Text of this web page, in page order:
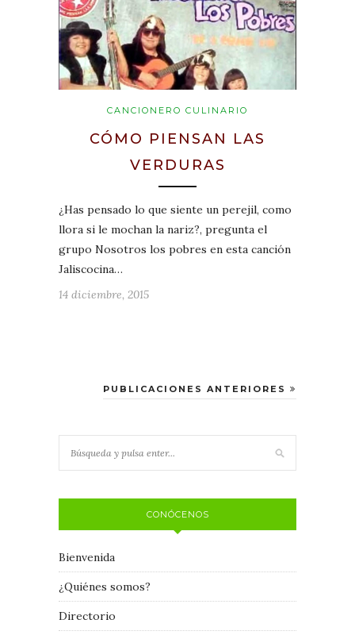
CANCIONERO CULINARIO
CÓMO PIENSAN LAS
VERDURAS
¿Has pensado lo que siente un perejil, como
llora si le mochan la nariz?, pregunta el
grupo Nosotros los pobres en esta canción
Jaliscocina…
14 diciembre, 2015
PUBLICACIONES ANTERIORES
CONÓCENOS
Bienvenida
¿Quiénes somos?
Directorio